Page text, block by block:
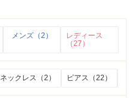
メンズ（2）
レディース
（27）
ネックレス（2） ピアス（22）